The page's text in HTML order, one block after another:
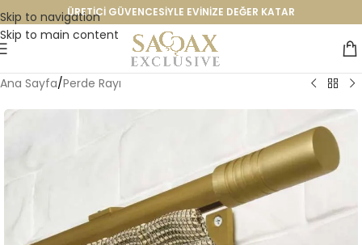
Skip to navigation
Skip to main content
ÜRETİCİ GÜVENCESİYLE EVİNİZE DEĞER KATAR
Ana Sayfa/Perde Rayı